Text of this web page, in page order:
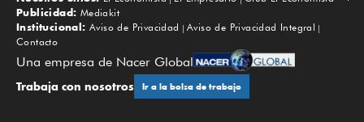
Publicidad: Mediakit
Institucional: Aviso de Privacidad
Aviso de Privacidad Integral
Contacto
Una empresa de Nacer Global
Trabaja con nosotros Ir a la bolsa de trabajo